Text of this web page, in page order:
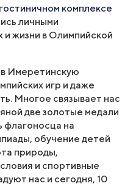
гостиничном комплексе
личными
и жизни в Олимпийской
Имеретинскую
игр и даже
Многое связывает нас
две золотые медали
флагоносца на
обучение детей
природы,
и спортивные
нас и сегодня, 10